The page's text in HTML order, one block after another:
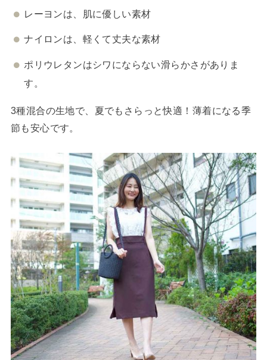
レーヨンは、肌に優しい素材
ナイロンは、軽くて丈夫な素材
ポリウレタンはシワにならない滑らかさがありま
す。
3種混合の生地で、夏でもさらっと快適！薄着になる季
節も安心です。